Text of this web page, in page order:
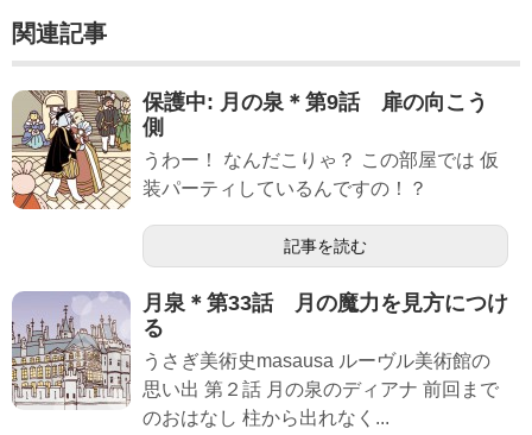
関連記事
保護中: 月の泉＊第9話 扉の向こう
側
うわー！ なんだこりゃ？ この部屋では 仮
装パーティしているんですの！？
記事を読む
月泉＊第33話 月の魔力を見方につけ
る
うさぎ美術史masausa ルーヴル美術館の
思い出 第２話 月の泉のディアナ 前回まで
のおはなし 柱から出れなく...